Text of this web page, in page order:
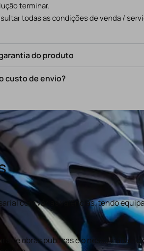
terminar.
todas as condições de venda /
do produto
custo de envio?
com várias valências, tendo
de obras publicas e o nosso